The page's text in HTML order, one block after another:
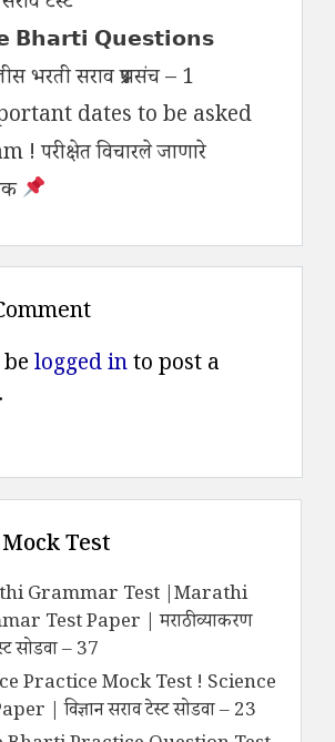
𝗕𝗵𝗮𝗿𝘁𝗶 𝗤𝘂𝗲𝘀𝘁𝗶𝗼𝗻𝘀
भरती सराव प्रश्नसंच – 1
dates to be asked
परीक्षेत विचारले जाणारे
logged into post a
Test
Grammar Test |Marathi
Test Paper | मराठी व्याकरण
सोडवा – 37
Practice Mock Test ! Science
| विज्ञान सराव टेस्ट सोडवा – 23